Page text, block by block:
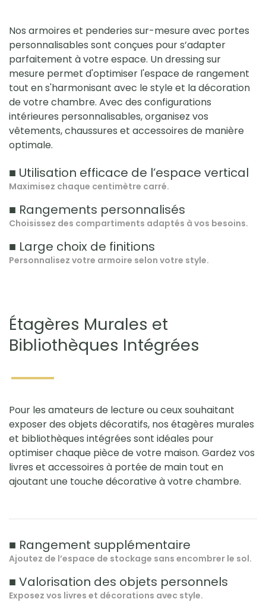
Nos armoires et penderies sur-mesure avec portes
personnalisables sont conçues pour s’adapter
parfaitement à votre espace. Un dressing sur
mesure permet d'optimiser l'espace de rangement
tout en s'harmonisant avec le style et la décoration
de votre chambre. Avec des configurations
intérieures personnalisables, organisez vos
vêtements, chaussures et accessoires de manière
optimale.
■ Utilisation efficace de l’espace vertical
Maximisez chaque centimètre carré.
■ Rangements personnalisés
Choisissez des compartiments adaptés à vos besoins.
■ Large choix de finitions
Personnalisez votre armoire selon votre style.
Étagères Murales et
Bibliothèques Intégrées
Pour les amateurs de lecture ou ceux souhaitant
exposer des objets décoratifs, nos étagères murales
et bibliothèques intégrées sont idéales pour
optimiser chaque pièce de votre maison. Gardez vos
livres et accessoires à portée de main tout en
ajoutant une touche décorative à votre chambre.
■ Rangement supplémentaire
Ajoutez de l’espace de stockage sans encombrer le sol.
■ Valorisation des objets personnels
Exposez vos livres et décorations avec style.